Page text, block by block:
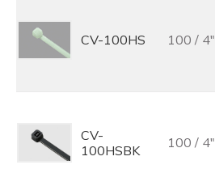
最大束線徑 (mm)
全選
基板厚度 (mm)
CV-100HS 100 / 4"
CV-
100HSBK
100 / 4"